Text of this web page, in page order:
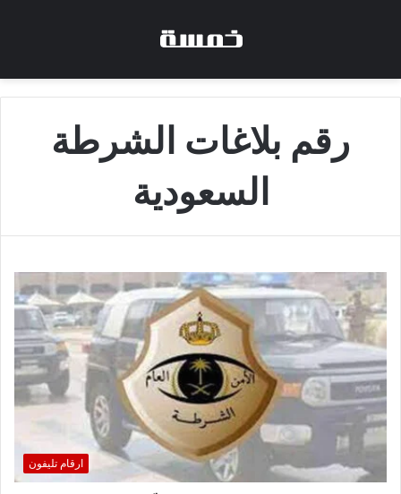
رقم بلاغات الشرطة
السعودية
ارقام تليفون